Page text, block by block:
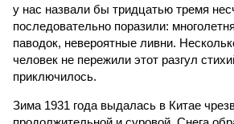
у нас назвали бы тридцатью тремя
последовательно поразили:
паводок, невероятные ливни.
человек не пережили этот разгул
приключилось.
Зима 1931 года выдалась в Китае